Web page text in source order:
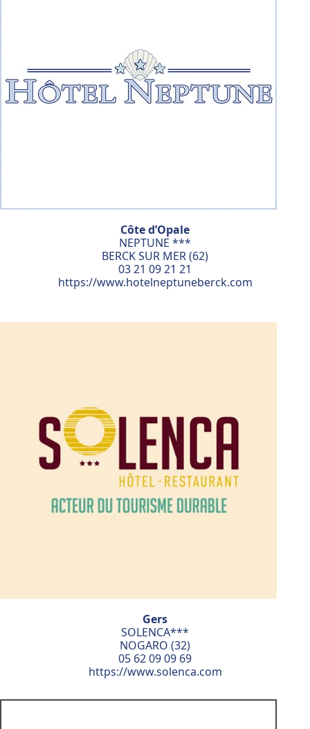
Côte d’Opale
NEPTUNE ***
BERCK SUR MER (62)
03 21 09 21 21
https://www.hotelneptuneberck.com
Gers
SOLENCA***
NOGARO (32)
05 62 09 09 69
https://www.solenca.com